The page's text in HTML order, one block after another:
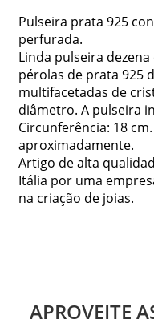
Pulseira prata 925
perfurada.
Linda pulseira
pérolas de prata 925
multifacetadas de
diâmetro. A pulseira
Circunferência: 18
aproximadamente.
Artigo de alta
Itália por uma
na criação de joias.
APROVEITE